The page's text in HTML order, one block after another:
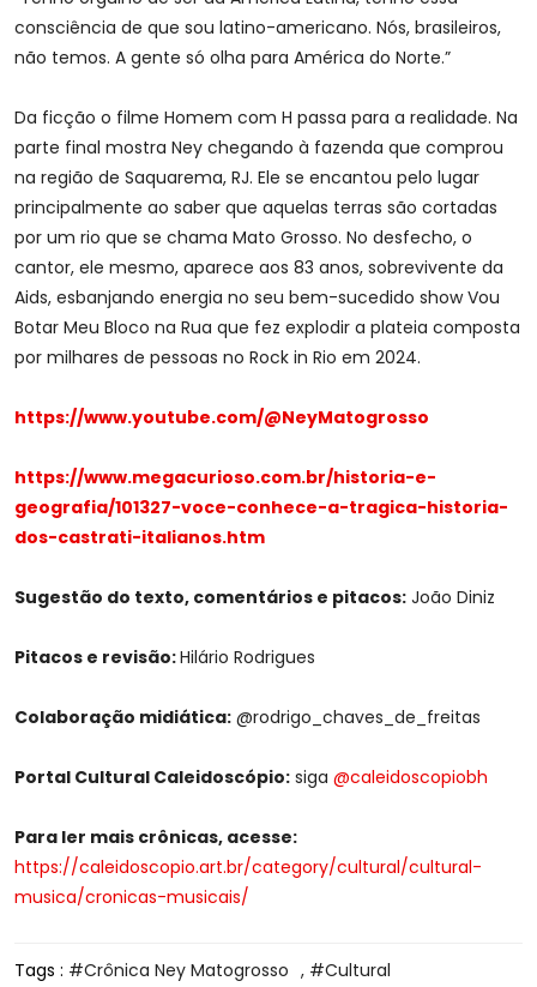
consciência de que sou latino-americano. Nós, brasileiros,
não temos. A gente só olha para América do Norte.”
Da ficção o filme Homem com H passa para a realidade. Na
parte final mostra Ney chegando à fazenda que comprou
na região de Saquarema, RJ. Ele se encantou pelo lugar
principalmente ao saber que aquelas terras são cortadas
por um rio que se chama Mato Grosso. No desfecho, o
cantor, ele mesmo, aparece aos 83 anos, sobrevivente da
Aids, esbanjando energia no seu bem-sucedido show Vou
Botar Meu Bloco na Rua que fez explodir a plateia composta
por milhares de pessoas no Rock in Rio em 2024.
https://www.youtube.com/@NeyMatogrosso
https://www.megacurioso.com.br/historia-e-
geografia/101327-voce-conhece-a-tragica-historia-
dos-castrati-italianos.htm:
Ney
Sugestão do texto, comentários e pitacos: João Diniz
Pitacos e revisão:Hilário Rodrigues
Colaboração midiática: @rodrigo_chaves_de_freitas
Portal Cultural Caleidoscópio: siga @caleidoscopiobh
Para ler mais crônicas, acesse:
https://caleidoscopio.art.br/category/cultural/cultural-
musica/cronicas-musicais/
Tags : Crônica Ney Matogrosso ,
Cultural